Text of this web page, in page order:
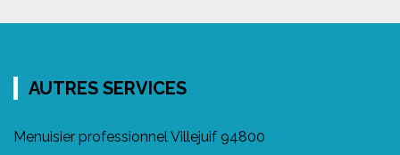
AUTRES SERVICES
Menuisier professionnel Villejuif 94800